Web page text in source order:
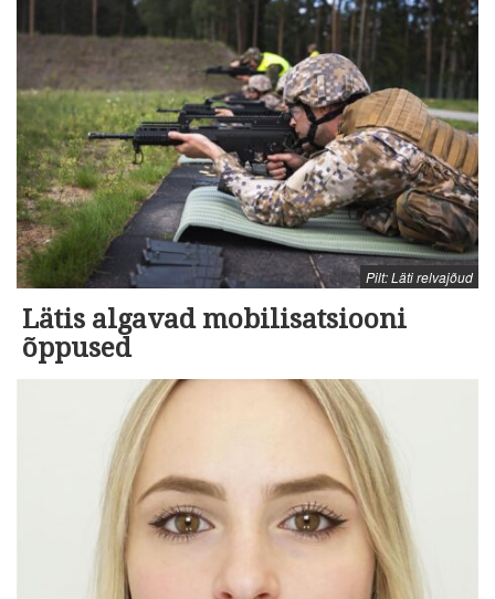
Pilt: Läti relvajõud
Lätis algavad mobilisatsiooni
õppused